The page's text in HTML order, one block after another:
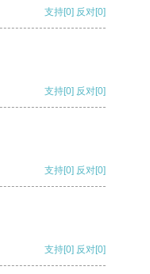
支持[0] 反对[0]
支持[0] 反对[0]
支持[0] 反对[0]
支持[0] 反对[0]